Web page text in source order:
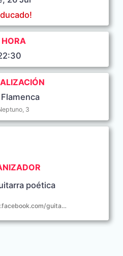
HORA
3
poética
https://www.facebook.com/guitarrapoetica.conil